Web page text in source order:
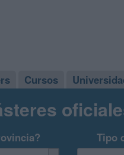
Cursos
Tipo